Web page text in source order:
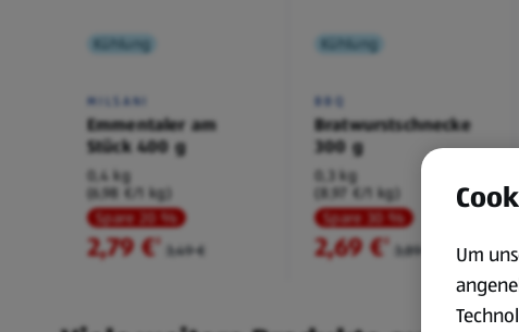
Kühlung
MILSANI
Emmentaler am
Stück 400 g
0,4 kg
(6,98 €/1 kg)
Spare 20 %
2,79 €² 3,49 €
Kühlung
BBQ
Bratwurstschnecke
300 g
0,3 kg
(8,97 €/1 kg)
Spare 30 %
2,69 €² 3,89 € Um